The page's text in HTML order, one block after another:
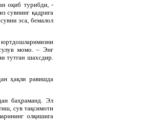
оқиб турибди, -
сувнинг қадрига
эса, бемалол
момо. – Энг
тутган шахсдир.
ҳақли равишда
баҳраманд. Эл
сув тақсимоти
олқишига